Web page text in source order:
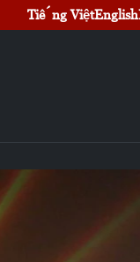
Tiếng ViệtEnglish